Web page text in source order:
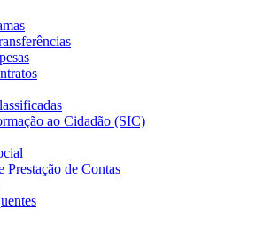
ao Cidadão (SIC)
Prestação de Contas